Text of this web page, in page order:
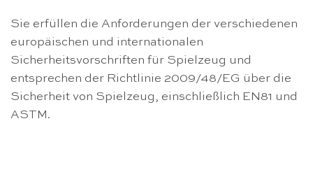
Sie erfüllen die Anforderungen der verschiedenen
europäischen und internationalen
Sicherheitsvorschriften für Spielzeug und
entsprechen der Richtlinie 2009/48/EG über die
Sicherheit von Spielzeug, einschließlich EN81 und
ASTM.